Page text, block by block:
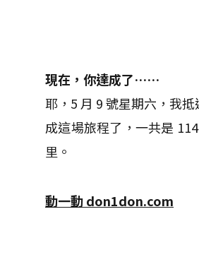
現在，你達成了……
耶，5 月 9 號星期六，我
成這場旅程了，一共是
里。
動一動 don1don.com